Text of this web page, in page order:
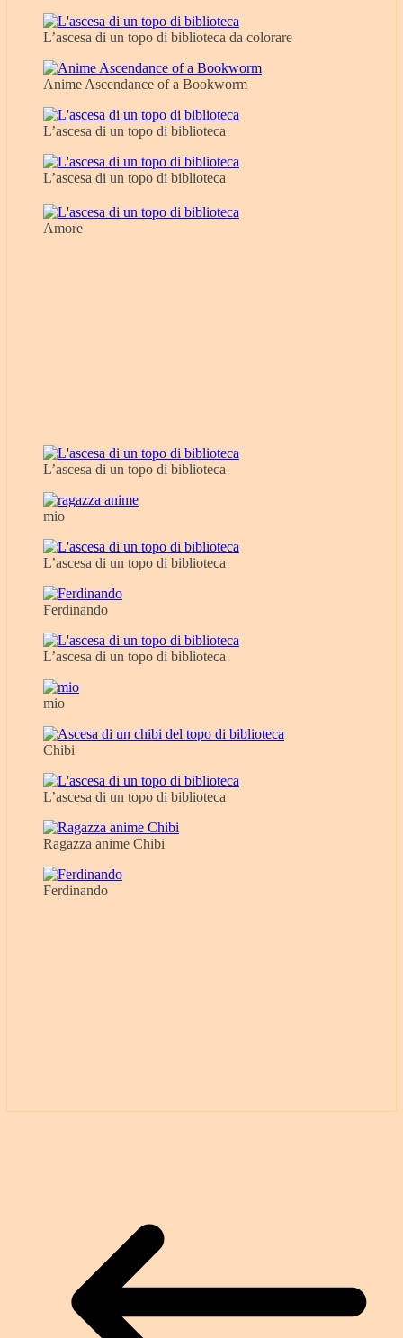
L’ascesa di un topo di biblioteca da colorare
Anime Ascendance of a Bookworm
L’ascesa di un topo di biblioteca
L’ascesa di un topo di biblioteca
Amore
L’ascesa di un topo di biblioteca
mio
L’ascesa di un topo di biblioteca
Ferdinando
L’ascesa di un topo di biblioteca
mio
Chibi
L’ascesa di un topo di biblioteca
Ragazza anime Chibi
Ferdinando